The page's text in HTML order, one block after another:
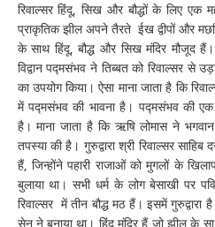
रिवाल्सर हिंदू, सिख और बौद्धों के लिए एक
प्राकृतिक झील अपने तैरते ईख द्वीपों और
के साथ हिंदू, बौद्ध और सिख मंदिर मौजूद
विद्वान पद्मसंभव ने तिब्बत को रिवाल्सर से
का उपयोग किया। ऐसा माना जाता है कि
में पद्मसंभव की भावना है। पद्मसंभव की एक
है। माना जाता है कि ऋषि लोमास ने
तपस्या की है। गुरुद्वारा श्री रिवाल्सर
हैं, जिन्होंने पहारी राजाओं को मुगलों के
बुलाया था। सभी धर्म के लोग बेसाखी पर
रिवाल्सर में तीन बौद्ध मठ हैं। इसमें